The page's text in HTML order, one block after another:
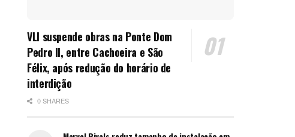
VLI suspende obras na Ponte Dom
Pedro II, entre Cachoeira e São
Félix, após redução do horário de
interdição
0 SHARES